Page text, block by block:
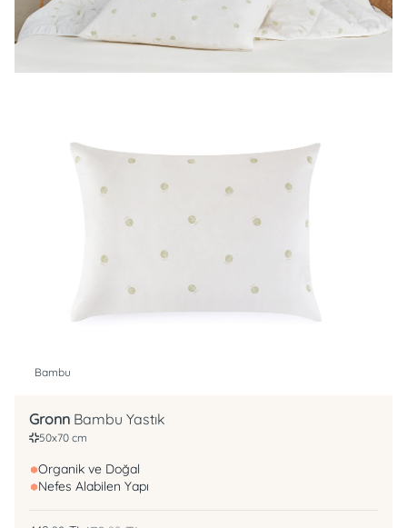
Bambu
Gronn Bambu Yastık
50x70 cm
Organik ve Doğal
Nefes Alabilen Yapı